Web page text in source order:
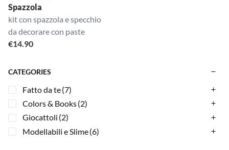
Spazzola
kit con spazzola e specchio
da decorare con paste
€14.90
CATEGORIES
Fatto da te(7)
Colors & Books(2)
Giocattoli (2)
Modellabili e Slime(6)